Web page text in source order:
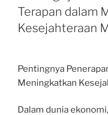
Terapan dalam
Kesejahteraan
Pentingnya
Meningkatkan
Dalam dunia